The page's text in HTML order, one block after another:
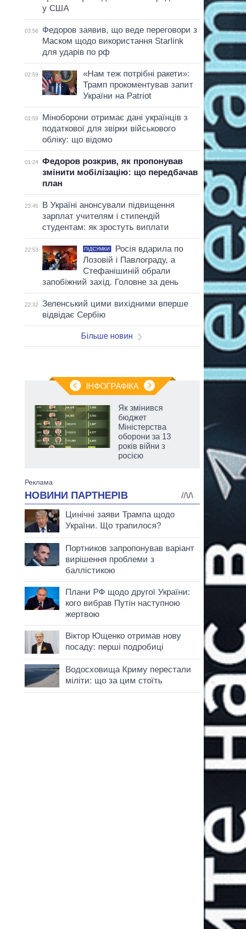
у США
03:56
Федоров заявив, що веде переговори з
Маском щодо використання Starlink
для ударів по рф
02:59
«Нам теж потрібні ракети»:
Трамп прокоментував запит
України на Patriot
01:59
Міноборони отримає дані українців з
податкової для звірки військового
обліку: що відомо
01:24
Федоров розкрив, як пропонував
змінити мобілізацію: що передбачав
план
23:45
В Україні анонсували підвищення
зарплат учителям і стипендій
студентам: як зростуть виплати
22:53 ПІДСУМКИ
Росія вдарила по
Лозовій і Павлограду, а
Стефанішиній обрали
запобіжний захід. Головне за день
22:32
Зеленський цими вихідними вперше
відвідає Сербію
Більше новин
ІНФОГРАФІКА
Як змінився
бюджет
Міністерства
оборони за 13
років війни з
росією